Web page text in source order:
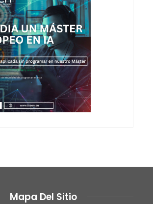
Mapa Del Sitio